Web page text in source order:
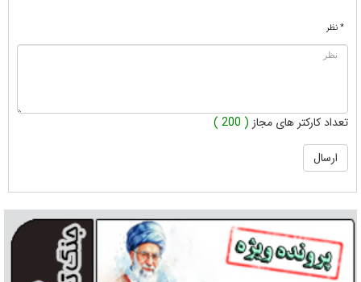
* نظر
تعداد کارکتر های مجاز ( 200 )